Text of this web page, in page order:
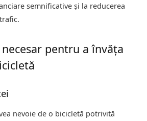
semnificative și la reducerea
pentru a învăța
nevoie de o bicicletă potrivită